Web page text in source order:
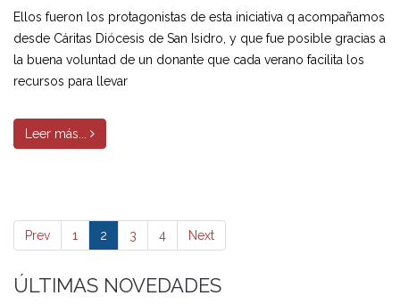
Ellos fueron los protagonistas de esta iniciativa q acompañamos
desde Cáritas Diócesis de San Isidro, y que fue posible gracias a
la buena voluntad de un donante que cada verano facilita los
recursos para llevar
Leer más...
Prev 1 2 3 4 Next
ÚLTIMAS NOVEDADES